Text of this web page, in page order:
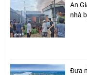
An
nhà
Đưa